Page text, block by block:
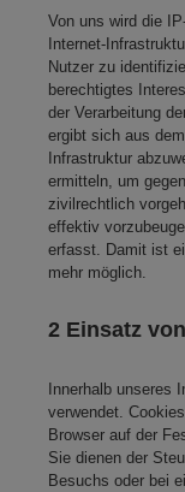
Von uns wird die
Internet-
Nutzer zu
berechtigtes
der Verarbeitung
ergibt sich aus
Infrastruktur
ermitteln, um
zivilrechtlich
effektiv
erfasst. Damit ist
mehr möglich.
2 Einsatz
Innerhalb unseres
verwendet.
Browser auf der
Sie dienen der
Besuchs oder bei